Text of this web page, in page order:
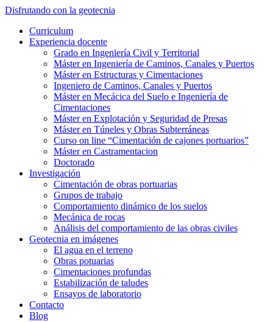
Saltar
contenido
principal
Disfrutando con la geotecnia
AlternarCurriculum
Experiencia docente
Grado en Ingeniería Civil y Territorial
Máster en Ingeniería de Caminos, Canales y Puertos
Máster en Estructuras y Cimentaciones
Ingeniero de Caminos, Canales y Puertos
Máster en Mecácica del Suelo e Ingeniería de
Cimentaciones
Máster en Explotación y Seguridad de Presas
Máster en Túneles y Obras Subterráneas
Curso on line “Cimentación de cajones portuarios”
Máster en Castramentacion
Doctorado
Investigación
Cimentación de obras portuarias
Grupos de trabajo
Comportamiento dinámico de los suelos
Mecánica de rocas
Análisis del comportamiento de las obras civiles
Geotecnia en imágenes
El agua en el terreno
Obras potuarias
Cimentaciones profundas
Estabilización de taludes
Ensayos de laboratorio
Contacto
Blog